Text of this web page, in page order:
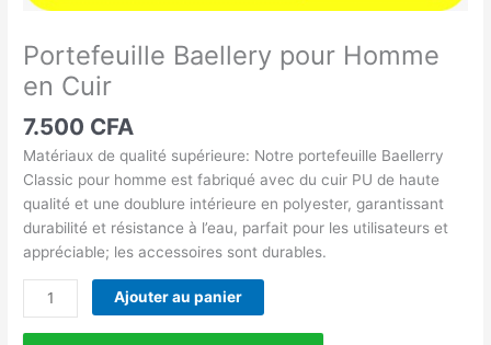
Portefeuille Baellery pour Homme
en Cuir
7.500 CFA
Matériaux de qualité supérieure: Notre portefeuille Baellerry
Classic pour homme est fabriqué avec du cuir PU de haute
qualité et une doublure intérieure en polyester, garantissant
durabilité et résistance à l’eau, parfait pour les utilisateurs et
appréciable; les accessoires sont durables.
Ajouter au panier